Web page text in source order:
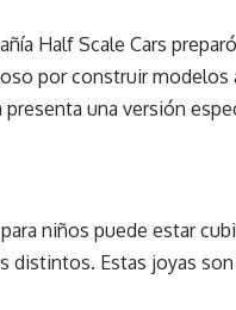
Half Scale Cars
por construir modelos
una versión
niños puede estar
distintos. Estas joyas